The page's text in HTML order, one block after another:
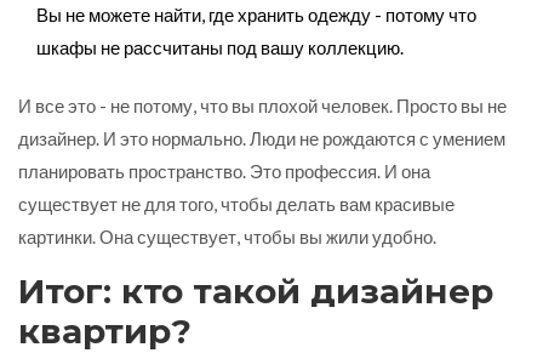
Вы не можете найти, где хранить одежду - потому что
шкафы не рассчитаны под вашу коллекцию.
И все это - не потому, что вы плохой человек. Просто вы не
дизайнер. И это нормально. Люди не рождаются с умением
планировать пространство. Это профессия. И она
существует не для того, чтобы делать вам красивые
картинки. Она существует, чтобы вы жили удобно.
Итог: кто такой дизайнер
квартир?